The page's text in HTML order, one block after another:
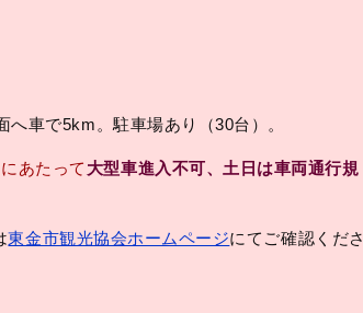
車で5km。駐車場あり（30台）。
あたって 大型車進入不可、土日は車両通行規
東金市観光協会ホームページにてご確認くださ